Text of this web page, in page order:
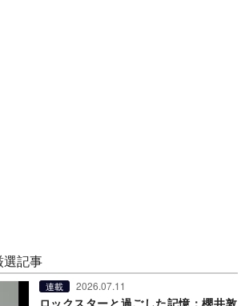
選記事
連載 2026.07.11
ロックスターと過ごした記憶：櫻井敦